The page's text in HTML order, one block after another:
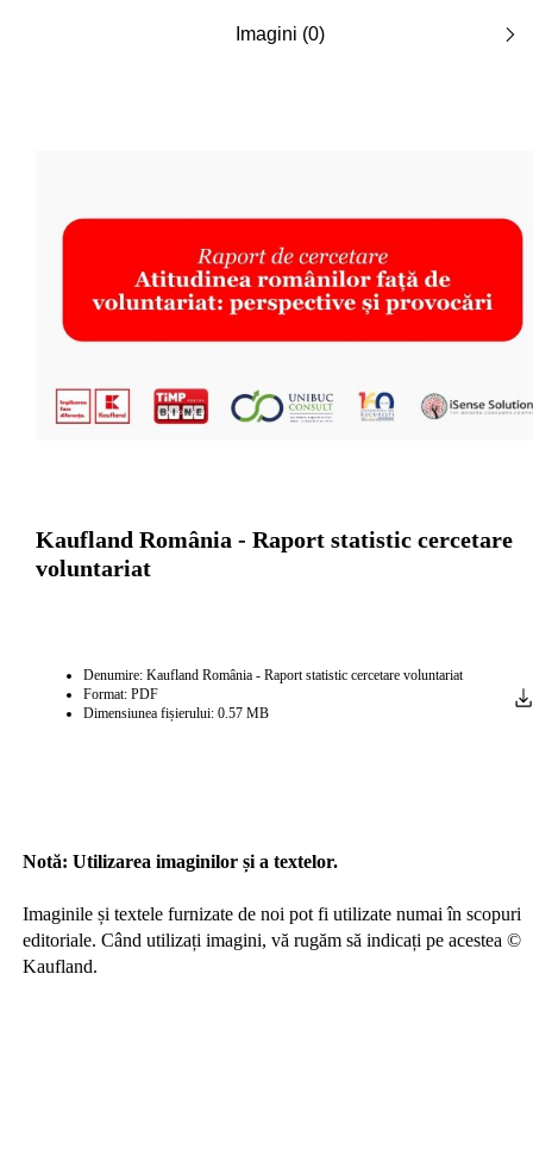
Imagini (0)
Kaufland România - Raport statistic cercetare
voluntariat
Denumire: Kaufland România - Raport statistic cercetare voluntariat
Format: PDF
Dimensiunea fișierului: 0.57 MB
Notă: Utilizarea imaginilor și a textelor.
Imaginile și textele furnizate de noi pot fi utilizate numai în scopuri
editoriale. Când utilizați imagini, vă rugăm să indicați pe acestea ©
Kaufland.